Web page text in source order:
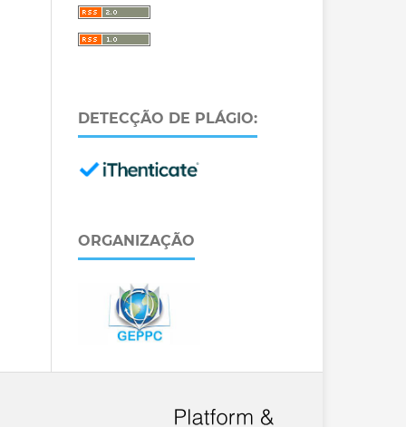
DETECÇÃO DE PLÁGIO:
ORGANIZAÇÃO